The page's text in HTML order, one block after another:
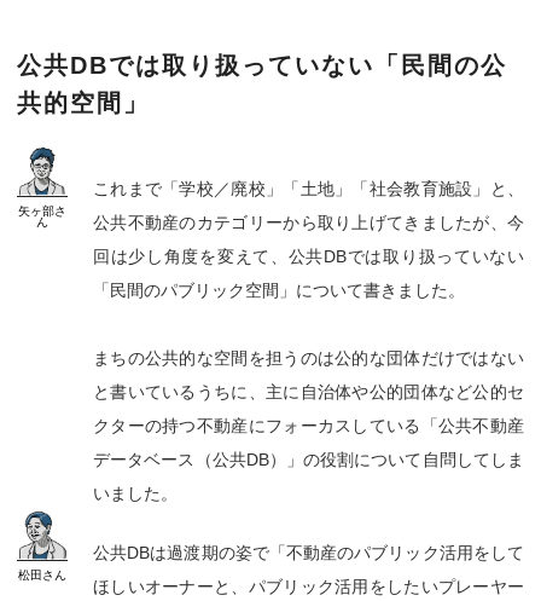
公共DBでは取り扱っていない「民間の公
共的空間」
矢ヶ部さ
ん
これまで「学校／廃校」「土地」「社会教育施設」と、
公共不動産のカテゴリーから取り上げてきましたが、今
回は少し角度を変えて、公共DBでは取り扱っていない
「民間のパブリック空間」について書きました。
まちの公共的な空間を担うのは公的な団体だけではない
と書いているうちに、主に自治体や公的団体など公的セ
クターの持つ不動産にフォーカスしている「公共不動産
データベース（公共DB）」の役割について自問してしま
いました。
松田さん
公共DBは過渡期の姿で「不動産のパブリック活用をして
ほしいオーナーと、パブリック活用をしたいプレーヤー